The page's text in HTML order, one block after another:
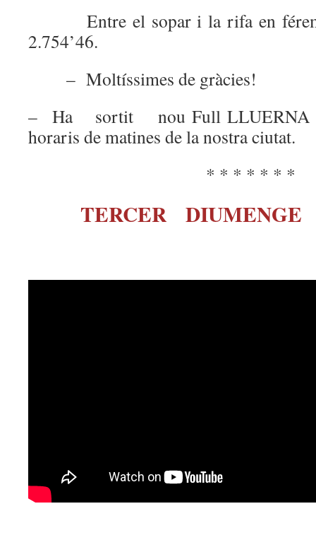
Entre el sopar i la rifa en férem
2.754’46.
– Moltíssimes de gràcies!
– Ha sortit nou Full LLUERNA
horaris de matines de la nostra ciutat.
* * * * * * *
TERCER DIUMENGE